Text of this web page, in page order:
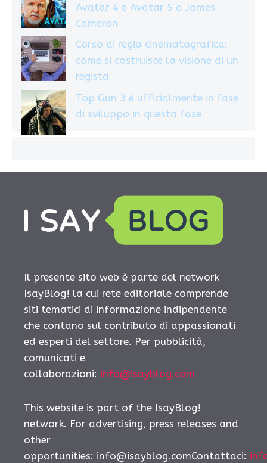
Avatar 4 e Avatar 5 a James
Cameron
Corso di regia cinematografica:
come si costruisce la visione di un
regista
Top Gun 3 è ufficialmente in fase
di sviluppo in questa fase
Il presente sito web è parte del network
IsayBlog! la cui rete editoriale comprende
siti tematici di informazione indipendente
che contano sul contributo di appassionati
ed esperti del settore. Per pubblicità,
comunicati e
collaborazioni: info@isayblog.com
This website is part of the IsayBlog!
network. For advertising, press releases and
other
opportunities: info@isayblog.comContattaci: